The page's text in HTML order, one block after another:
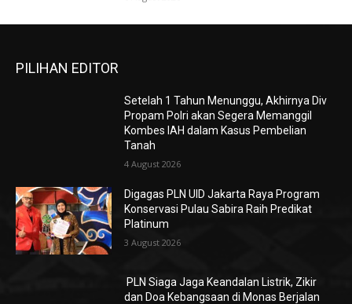
PILIHAN EDITOR
Setelah 1 Tahun Menunggu, Akhirnya Div
Propam Polri akan Segera Memanggil
Kombes IAH dalam Kasus Pembelian
Tanah
4 August 2026
Digagas PLN UID Jakarta Raya Program
Konservasi Pulau Sabira Raih Predikat
Platinum
3 August 2026
PLN Siaga Jaga Keandalan Listrik, Zikir
dan Doa Kebangsaan di Monas Berjalan